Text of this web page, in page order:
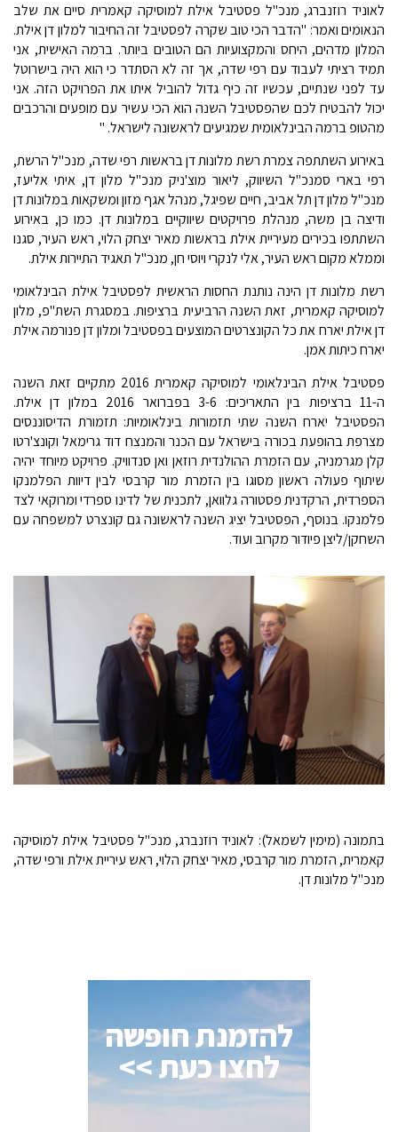
לאוניד רוזנברג, מנכ"ל פסטיבל אילת למוסיקה קאמרית סיים את שלב
הנאומים ואמר: "הדבר הכי טוב שקרה לפסטיבל זה החיבור למלון דן אילת.
המלון מדהים, היחס והמקצועיות הם הטובים ביותר. ברמה האישית, אני
תמיד רציתי לעבוד עם רפי שדה, אך זה לא הסתדר כי הוא היה בישרוטל
עד לפני שנתיים, עכשיו זה כיף גדול להוביל איתו את הפרויקט הזה. אני
יכול להבטיח לכם שהפסטיבל השנה הוא הכי עשיר עם מופעים והרכבים
מהטופ ברמה הבינלאומית שמגיעים לראשונה לישראל. "
באירוע השתתפה צמרת רשת מלונות דן בראשות רפי שדה, מנכ"ל הרשת,
רפי בארי סמנכ"ל השיווק, ליאור מוצ'ניק מנכ"ל מלון דן, איתי אליעז,
מנכ"ל מלון דן תל אביב, חיים שפיגל, מנהל אגף מזון ומשקאות במלונות דן
ודיצה בן משה, מנהלת פרויקטים שיווקיים במלונות דן. כמו כן, באירוע
השתתפו בכירים מעיריית אילת בראשות מאיר יצחק הלוי, ראש העיר, סגנו
וממלא מקום ראש העיר, אלי לנקרי ויוסי חן, מנכ"ל תאגיד התיירות אילת.
רשת מלונות דן הינה נותנת החסות הראשית לפסטיבל אילת הבינלאומי
למוסיקה קאמרית, זאת השנה הרביעית ברציפות. במסגרת השת"פ, מלון
דן אילת יארח את כל הקונצרטים המוצעים בפסטיבל ומלון דן פנורמה אילת
יארח כיתות אמן.
פסטיבל אילת הבינלאומי למוסיקה קאמרית 2016 מתקיים זאת השנה
ה-11 ברציפות בין התאריכים: 3-6 בפברואר 2016 במלון דן אילת.
הפסטיבל יארח השנה שתי תזמורות בינלאומיות: תזמורת הדיסוננסים
מצרפת בהופעת בכורה בישראל עם הכנר והמנצח דוד גרימאל וקונצ'רטו
קלן מגרמניה, עם הזמרת ההולנדית רוזאן ואן סנדוויק. פרויקט מיוחד יהיה
שיתוף פעולה ראשון מסוגו בין הזמרת מור קרבסי לבין דיוות הפלמנקו
הספרדית, הרקדנית פסטורה גלוואן, לתכנית של לדינו ספרדי ומרוקאי לצד
פלמנקו. בנוסף, הפסטיבל יציג השנה לראשונה גם קונצרט למשפחה עם
השחקן/ליצן פיודור מקרוב ועוד.
בתמונה (מימין לשמאל): לאוניד רוזנברג, מנכ"ל פסטיבל אילת למוסיקה
קאמרית, הזמרת מור קרבסי, מאיר יצחק הלוי, ראש עיריית אילת ורפי שדה,
מנכ"ל מלונות דן.
להזמנת חופשה
לחצו כעת >>